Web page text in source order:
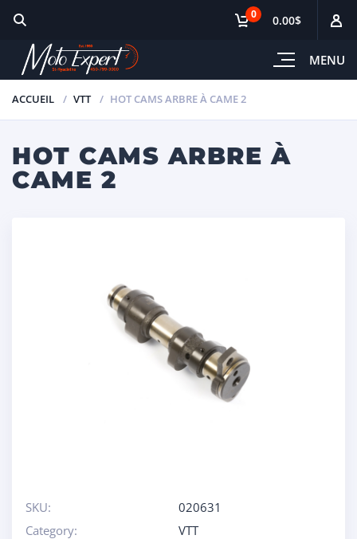
MENU
0 0.00$
ACCUEIL VTT HOT CAMS ARBRE À CAME 2
HOT CAMS ARBRE À
CAME 2
SKU:
020631
Category:
VTT